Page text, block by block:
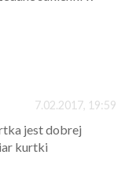
7.02.2017, 19:59
jest dobrej
kurtki